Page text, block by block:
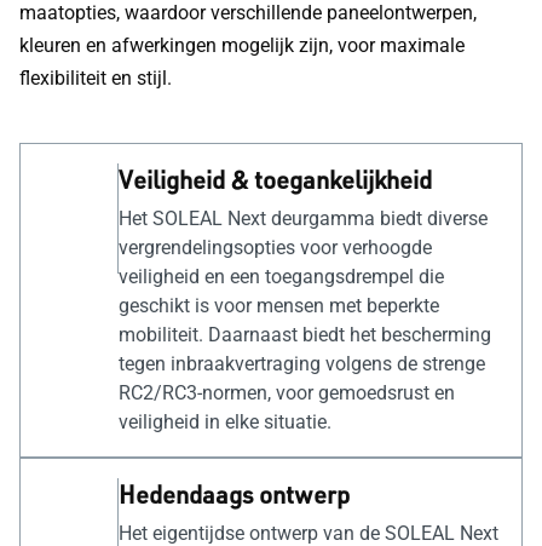
maatopties, waardoor verschillende paneelontwerpen,
kleuren en afwerkingen mogelijk zijn, voor maximale
flexibiliteit en stijl.
Veiligheid & toegankelijkheid
Het SOLEAL Next deurgamma biedt diverse
vergrendelingsopties voor verhoogde
veiligheid en een toegangsdrempel die
geschikt is voor mensen met beperkte
mobiliteit. Daarnaast biedt het bescherming
tegen inbraakvertraging volgens de strenge
RC2/RC3-normen, voor gemoedsrust en
veiligheid in elke situatie.
Hedendaags ontwerp
Het eigentijdse ontwerp van de SOLEAL Next